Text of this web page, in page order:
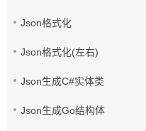
Json格式化
Json格式化(左右)
Json生成C#实体类
Json生成Go结构体